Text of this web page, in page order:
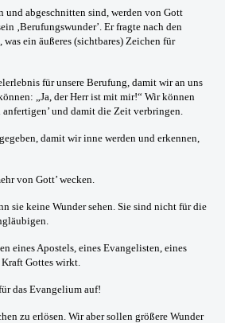
und abgeschnitten sind, werden von Gott
‚Berufungswunder’. Er fragte nach den
ein äußeres (sichtbares) Zeichen für
für unsere Berufung, damit wir an uns
„Ja, der Herr ist mit mir!“ Wir können
und damit die Zeit verbringen.
damit wir inne werden und erkennen,
von Gott’ wecken.
sie keine Wunder sehen. Sie sind nicht für die
eines Apostels, eines Evangelisten, eines
Gottes wirkt.
das Evangelium auf!
zu erlösen. Wir aber sollen größere Wunder